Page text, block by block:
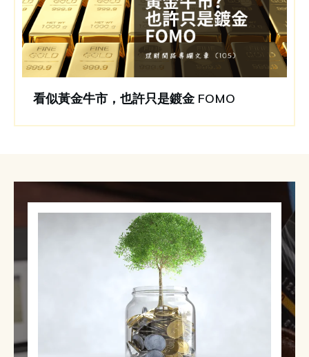
看似黃金牛市，也許只是鍍金 FOMO